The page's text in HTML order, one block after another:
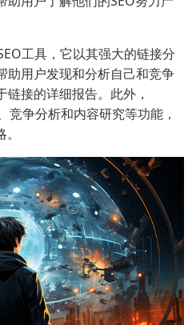
工具，它以其强大的链接分
助用户发现和分析自己和竞争
接的详细报告。此外，
争分析和内容研究等功能，